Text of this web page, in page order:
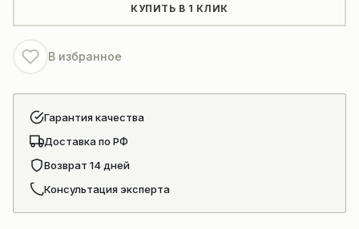
стрелы
крана
ZOOMLION
КУПИТЬ В 1 КЛИК
В избранное
Гарантия качества
Доставка по РФ
Возврат 14 дней
Консультация эксперта